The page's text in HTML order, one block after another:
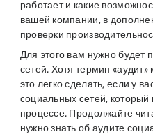
работает и какие
вашей компании, в
проверки
Для этого вам нужно будет
сетей. Хотя термин
это легко сделать, если у
социальных сетей,
процессе. Продолжайте
нужно знать об аудите